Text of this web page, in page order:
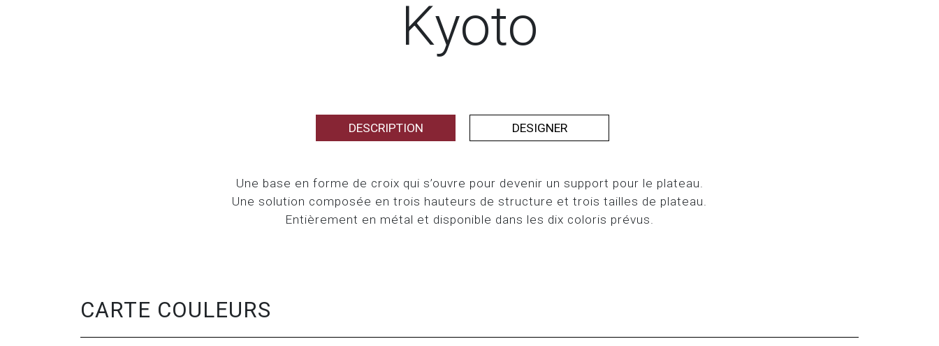
Kyoto
DESCRIPTION DESIGNER
Une base en forme de croix qui s’ouvre pour devenir un support pour le plateau.
Une solution composée en trois hauteurs de structure et trois tailles de plateau.
Entièrement en métal et disponible dans les dix coloris prévus.
CARTE COULEURS